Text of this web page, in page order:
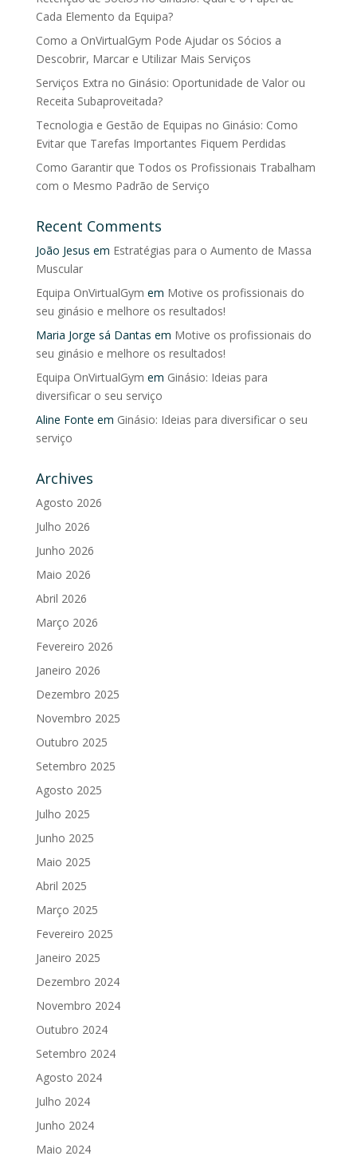
Cada Elemento da Equipa?
Como a OnVirtualGym Pode Ajudar os Sócios a
Descobrir, Marcar e Utilizar Mais Serviços
Serviços Extra no Ginásio: Oportunidade de Valor ou
Receita Subaproveitada?
Tecnologia e Gestão de Equipas no Ginásio: Como
Evitar que Tarefas Importantes Fiquem Perdidas
Como Garantir que Todos os Profissionais Trabalham
com o Mesmo Padrão de Serviço
Recent Comments
João Jesus em Estratégias para o Aumento de Massa
Muscular
Equipa OnVirtualGym em Motive os profissionais do
seu ginásio e melhore os resultados!
Maria Jorge sá Dantas em Motive os profissionais do
seu ginásio e melhore os resultados!
Equipa OnVirtualGym em Ginásio: Ideias para
diversificar o seu serviço
Aline Fonte em Ginásio: Ideias para diversificar o seu
serviço
Archives
Agosto 2026
Julho 2026
Junho 2026
Maio 2026
Abril 2026
Março 2026
Fevereiro 2026
Janeiro 2026
Dezembro 2025
Novembro 2025
Outubro 2025
Setembro 2025
Agosto 2025
Julho 2025
Junho 2025
Maio 2025
Abril 2025
Março 2025
Fevereiro 2025
Janeiro 2025
Dezembro 2024
Novembro 2024
Outubro 2024
Setembro 2024
Agosto 2024
Julho 2024
Junho 2024
Maio 2024